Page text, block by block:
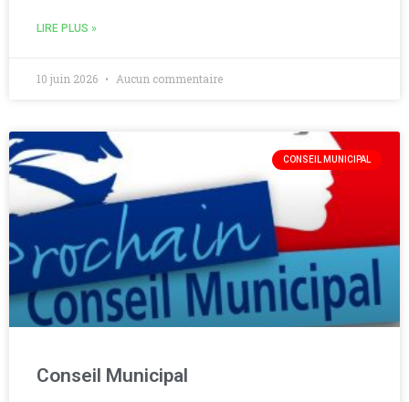
LIRE PLUS »
10 juin 2026 Aucun commentaire
CONSEIL MUNICIPAL
Conseil Municipal